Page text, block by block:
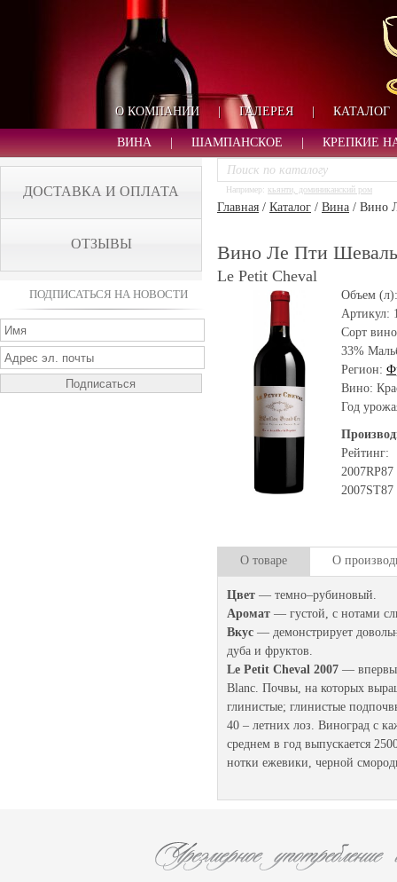
О КОМПАНИИ | ГАЛЕРЕЯ | КАТАЛОГ
ВИНА ШАМПАНСКОЕ КРЕПКИЕ
ДОСТАВКА И ОПЛАТА
ОТЗЫВЫ
ПОДПИСАТЬСЯ НА НОВОСТИ
Например: кьянти, доминиканский ром
Главная / Каталог / Вина / Вино
Вино Ле Пти
Le Petit Cheval
Объем
Артикул:
Сорт
33%
Регион:
Вино:
Год
Рейтинг:
2007RP87
2007ST87
О товаре О
Цвет — темно–рубиновый.
Аромат — густой, с нотами
Вкус — демонстрирует
дуба и фруктов.
Le Petit Cheval 2007 —
Blanc. Почвы, на которых
глинистые; глинистые
40 – летних лоз. Виноград с
среднем в год выпускается
нотки ежевики, черной